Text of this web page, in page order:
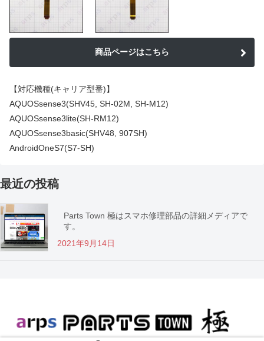
商品ページはこちら
【対応機種(キャリア型番)】
AQUOSsense3(SHV45, SH-02M, SH-M12)
AQUOSsense3lite(SH-RM12)
AQUOSsense3basic(SHV48, 907SH)
AndroidOneS7(S7-SH)
最近の投稿
Parts Town 極はスマホ修理部品の詳細メディアで
す。
2021年9月14日